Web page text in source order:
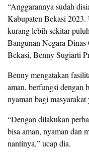
“Anggarannya sudah
Kabupaten Bekasi
kurang lebih sekitar
Bangunan Negara
Bekasi, Benny Sugiarti
Benny mengatakan
aman, berfungsi dengan
nyaman bagi masyarakat
“Dengan dilakukan
bisa aman, nyaman dan
nantinya,” ucap dia.